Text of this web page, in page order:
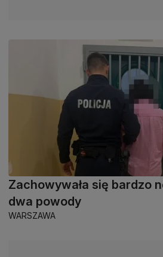
Zachowywała się bardzo
dwa powody
WARSZAWA